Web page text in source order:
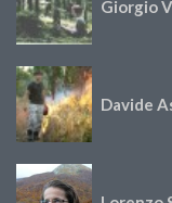
Giorgio
Davide